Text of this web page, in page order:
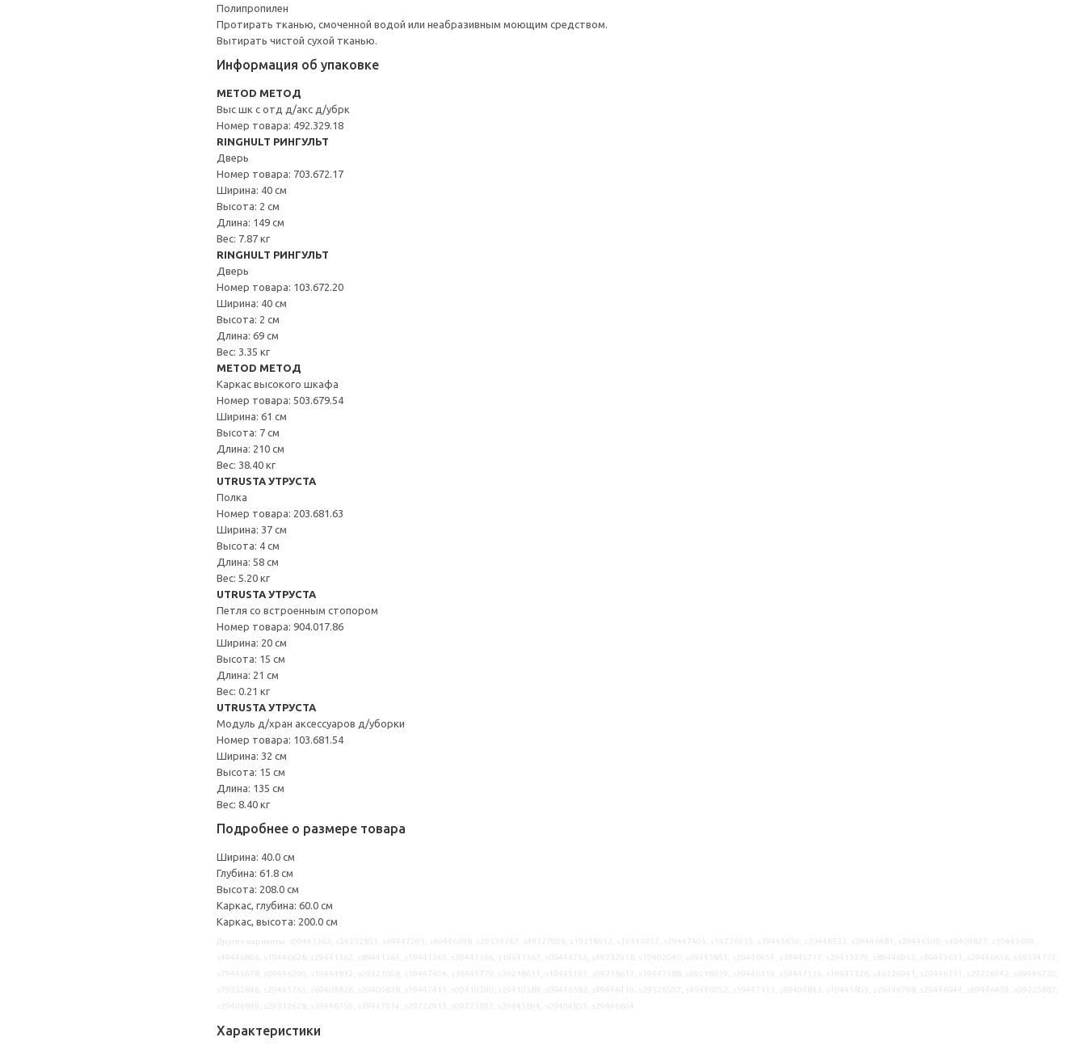
Полипропилен
Протирать тканью, смоченной водой или неабразивным моющим средством.
Вытирать чистой сухой тканью.
Информация об упаковке
METOD МЕТОД
Выс шк с отд д/акс д/убрк
Номер товара: 492.329.18
RINGHULT РИНГУЛЬТ
Дверь
Номер товара: 703.672.17
Ширина: 40 см
Высота: 2 см
Длина: 149 см
Вес: 7.87 кг
RINGHULT РИНГУЛЬТ
Дверь
Номер товара: 103.672.20
Ширина: 40 см
Высота: 2 см
Длина: 69 см
Вес: 3.35 кг
METOD МЕТОД
Каркас высокого шкафа
Номер товара: 503.679.54
Ширина: 61 см
Высота: 7 см
Длина: 210 см
Вес: 38.40 кг
UTRUSTA УТРУСТА
Полка
Номер товара: 203.681.63
Ширина: 37 см
Высота: 4 см
Длина: 58 см
Вес: 5.20 кг
UTRUSTA УТРУСТА
Петля со встроенным стопором
Номер товара: 904.017.86
Ширина: 20 см
Высота: 15 см
Длина: 21 см
Вес: 0.21 кг
UTRUSTA УТРУСТА
Модуль д/хран аксессуаров д/уборки
Номер товара: 103.681.54
Ширина: 32 см
Высота: 15 см
Длина: 135 см
Вес: 8.40 кг
Подробнее о размере товара
Ширина: 40.0 см
Глубина: 61.8 см
Высота: 208.0 см
Каркас, глубина: 60.0 см
Каркас, высота: 200.0 см
Характеристики